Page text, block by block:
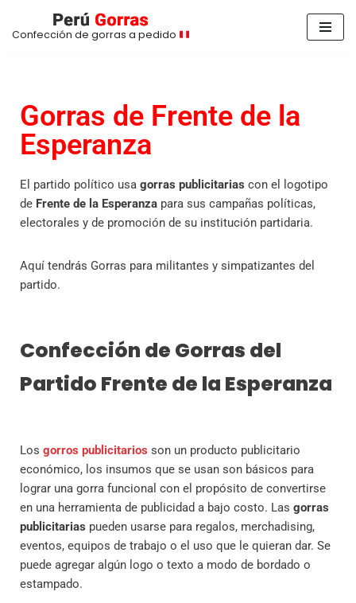
Saltar
Confección de gorras a pedido
Gorras de Frente de la
Esperanza
El partido político usa gorras publicitarias con el logotipo
de Frente de la Esperanza para sus campañas políticas,
electorales y de promoción de su institución partidaria.
Aquí tendrás Gorras para militantes y simpatizantes del
partido.
Confección de Gorras del
Partido Frente de la Esperanza
Los gorros publicitarios son un producto publicitario
económico, los insumos que se usan son básicos para
lograr una gorra funcional con el propósito de convertirse
en una herramienta de publicidad a bajo costo. Las gorras
publicitarias pueden usarse para regalos, merchadising,
eventos, equipos de trabajo o el uso que le quieran dar. Se
puede agregar algún logo o texto a modo de bordado o
estampado.